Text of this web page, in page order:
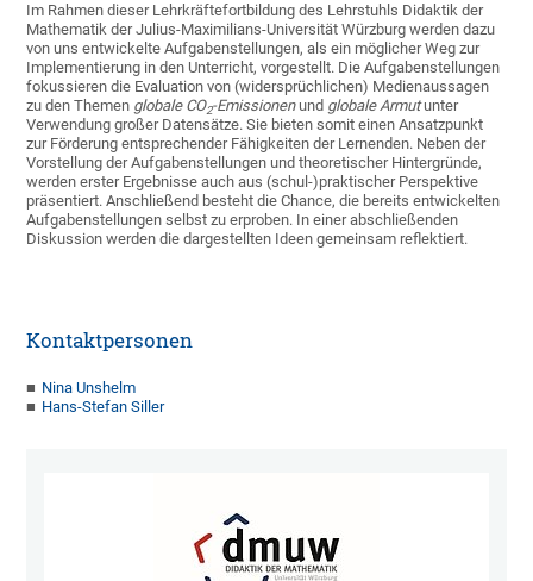
Im Rahmen dieser Lehrkräftefortbildung des Lehrstuhls Didaktik der
Mathematik der Julius-Maximilians-Universität Würzburg werden dazu
von uns entwickelte Aufgabenstellungen, als ein möglicher Weg zur
Implementierung in den Unterricht, vorgestellt. Die Aufgabenstellungen
fokussieren die Evaluation von (widersprüchlichen) Medienaussagen
zu den Themen globale CO2-Emissionenund globale Armutunter
Verwendung großer Datensätze. Sie bieten somit einen Ansatzpunkt
zur Förderung entsprechender Fähigkeiten der Lernenden. Neben der
Vorstellung der Aufgabenstellungen und theoretischer Hintergründe,
werden erster Ergebnisse auch aus (schul-)praktischer Perspektive
präsentiert. Anschließend besteht die Chance, die bereits entwickelten
Aufgabenstellungen selbst zu erproben. In einer abschließenden
Diskussion werden die dargestellten Ideen gemeinsam reflektiert.
Kontaktpersonen
Nina Unshelm
Hans-Stefan Siller